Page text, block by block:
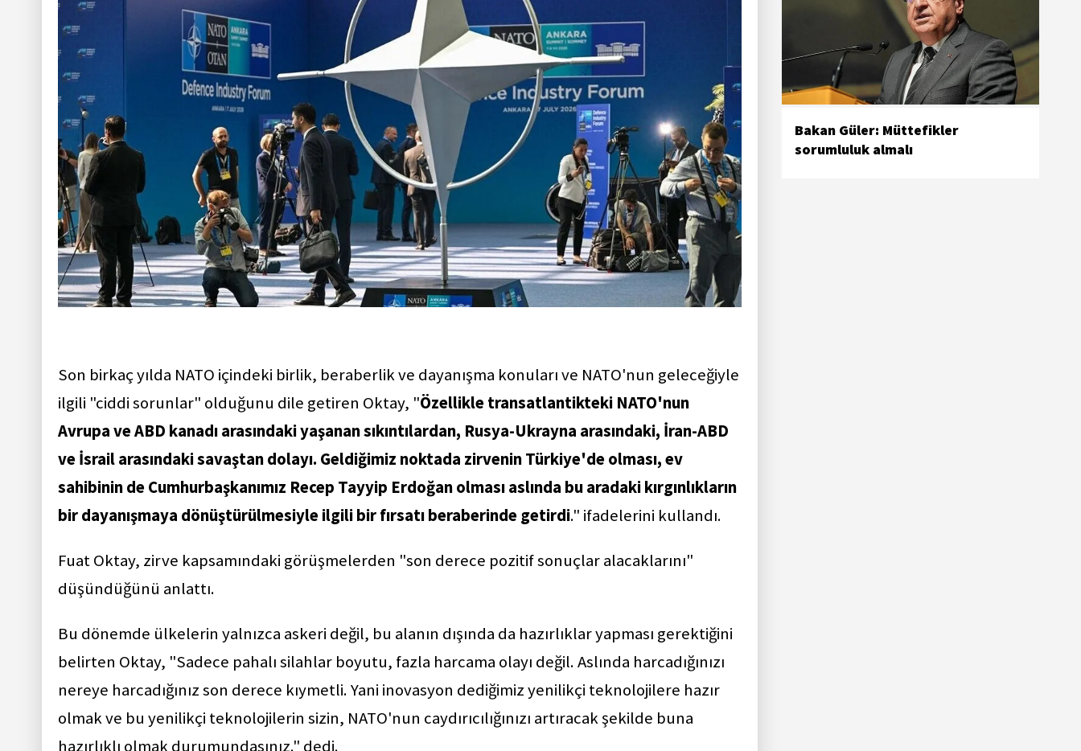
Son birkaç yılda NATO içindeki birlik, beraberlik ve dayanışma konuları ve NATO'nun geleceğiyle
ilgili "ciddi sorunlar" olduğunu dile getiren Oktay, "Özellikle transatlantikteki NATO'nun
Avrupa ve ABD kanadı arasındaki yaşanan sıkıntılardan, Rusya-Ukrayna arasındaki, İran-ABD
ve İsrail arasındaki savaştan dolayı. Geldiğimiz noktada zirvenin Türkiye'de olması, ev
sahibinin de Cumhurbaşkanımız Recep Tayyip Erdoğan olması aslında bu aradaki kırgınlıkların
bir dayanışmaya dönüştürülmesiyle ilgili bir fırsatı beraberinde getirdi." ifadelerini kullandı.
Fuat Oktay, zirve kapsamındaki görüşmelerden "son derece pozitif sonuçlar alacaklarını"
düşündüğünü anlattı.
Bu dönemde ülkelerin yalnızca askeri değil, bu alanın dışında da hazırlıklar yapması gerektiğini
belirten Oktay, "Sadece pahalı silahlar boyutu, fazla harcama olayı değil. Aslında harcadığınızı
nereye harcadığınız son derece kıymetli. Yani inovasyon dediğimiz yenilikçi teknolojilere hazır
olmak ve bu yenilikçi teknolojilerin sizin, NATO'nun caydırıcılığınızı artıracak şekilde buna
hazırlıklı olmak durumundasınız." dedi.
Bakan Güler: Müttefikler
sorumluluk almalı